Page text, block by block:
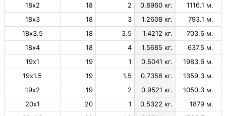
18х2
18 2 0.8960 кг.
1116.1 м.
18х3
18 3 1.2608 кг.
793.1 м.
18х3.5
18 3.5 1.4212 кг.
703.6 м.
18х4
18 4 1.5685 кг.
637.5 м.
19х1
19 1 0.5041 кг.
1983.6 м.
19х1.5
19 1.5 0.7356 кг.
1359.3 м.
19х2
19 2 0.9521 кг.
1050.3 м.
20х1
20 1 0.5322 кг.
1879 м.